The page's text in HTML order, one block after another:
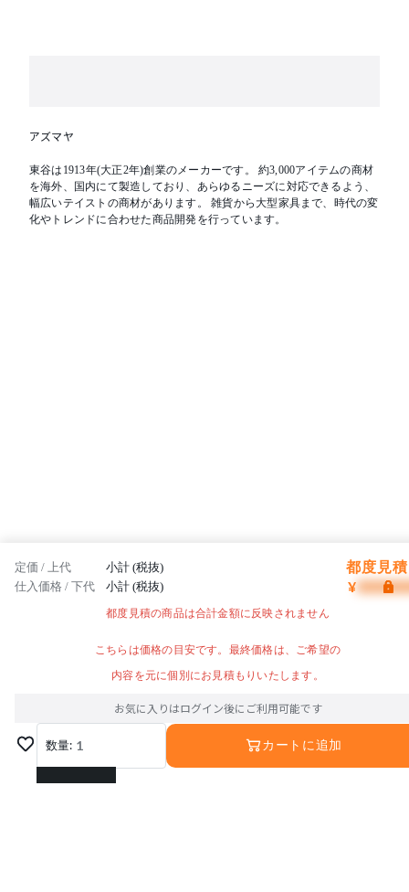
アズマヤ
東谷は1913年(大正2年)創業のメーカーです。 約3,000アイテムの商材
を海外、国内にて製造しており、あらゆるニーズに対応できるよう、
幅広いテイストの商材があります。 雑貨から大型家具まで、時代の変
化やトレンドに合わせた商品開発を行っています。
定価 / 上代 小計 (税抜) 都度見
仕入価格 / 下代 小計 (税抜) ¥
都度見積の商品は合計金額に反映されません
こちらは価格の目安です。最終価格は、ご希望の
内容を元に個別にお見積もりいたします。
お気に入りはログイン後にご利用可能です
数量: 1
1
カートに追加